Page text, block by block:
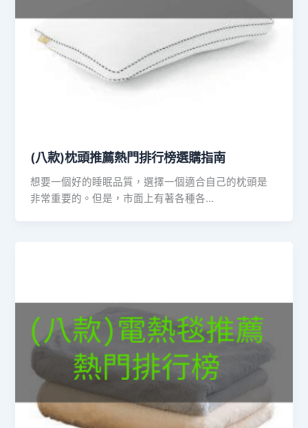
(八款)枕頭推薦熱門排行榜選購指南
想要一個好的睡眠品質，選擇一個適合自己的枕頭是
非常重要的。但是，市面上有著各種各…